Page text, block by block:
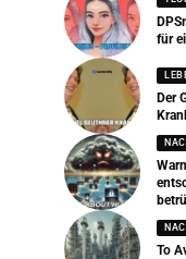
für
Der
To